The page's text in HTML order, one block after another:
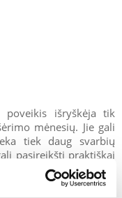
išryškėja tik
mėnesių. Jie gali
tiek daug svarbių
pasireikšti praktiškai
taurino